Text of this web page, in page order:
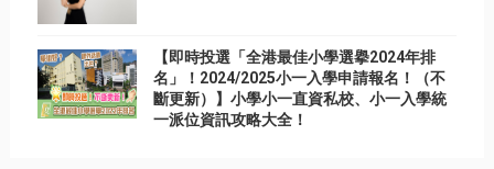
【即時投選「全港最佳小學選擧2024年排
名」！2024/2025小一入學申請報名！（不
斷更新）】小學小一直資私校、小一入學統
一派位資訊攻略大全！